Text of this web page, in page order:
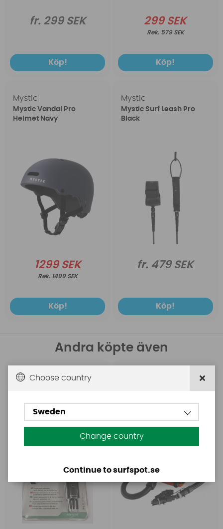
fr. 299 SEK
Köp!
299 SEK
579 SEK
Köp!
Mystic
Mystic Vandal Pro
Helmet Navy
1299 SEK
1499 SEK
Köp!
Mystic
Mystic Surf Leash Pro
Black
fr. 479 SEK
Köp!
Andra köpte även
Aquasure
Choose country
Sweden
Change country
Continue to surfspot.se